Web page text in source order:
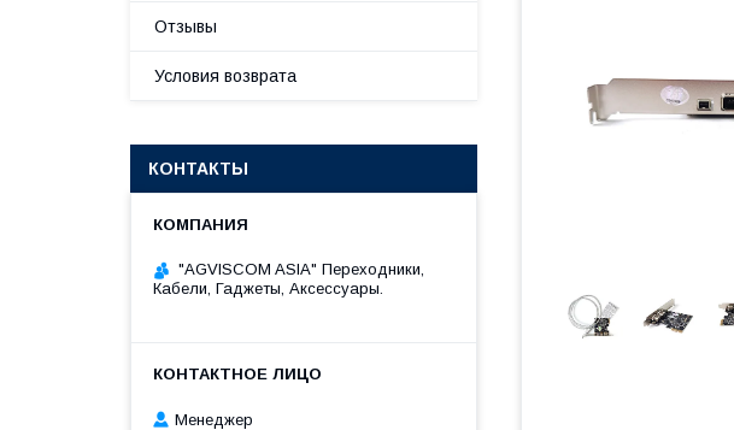
Отзывы
Условия возврата
КОНТАКТЫ
"AGVISCOM ASIA" Переходники,
Кабели, Гаджеты, Аксессуары.
Менеджер